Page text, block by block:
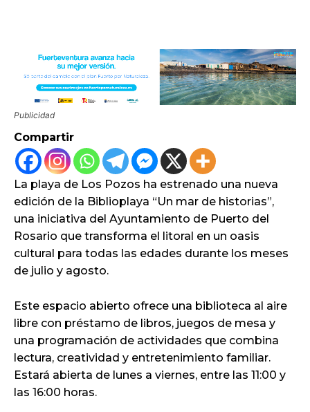
Publicidad
Compartir
La playa de Los Pozos ha estrenado una nueva
edición de la Biblioplaya “Un mar de historias”,
una iniciativa del Ayuntamiento de Puerto del
Rosario que transforma el litoral en un oasis
cultural para todas las edades durante los meses
de julio y agosto.
Este espacio abierto ofrece una biblioteca al aire
libre con préstamo de libros, juegos de mesa y
una programación de actividades que combina
lectura, creatividad y entretenimiento familiar.
Estará abierta de lunes a viernes, entre las 11:00 y
las 16:00 horas.